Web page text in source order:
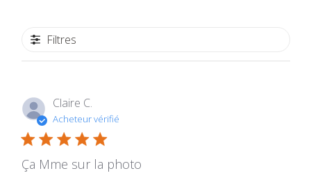
Filtres
Claire C.
Acheteur vérifié
Ça Mme sur la photo